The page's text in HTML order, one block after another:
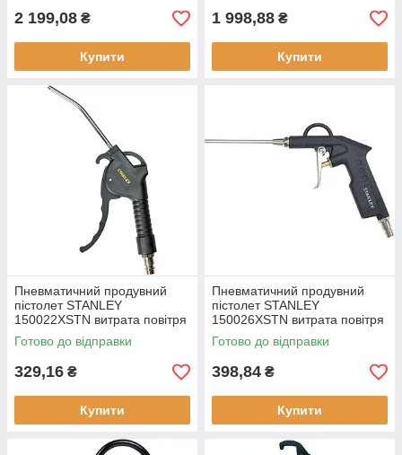
2 199,08 ₴
Купити
1 998,88 ₴
Купити
Пневматичний продувний
пістолет STANLEY
150022XSTN витрата повітря
150 л/хв максимальний тиск
8 Бар легкий 0.12 кг
Готово до відправки
329,16 ₴
Купити
Пневматичний продувний
пістолет STANLEY
150026XSTN витрата повітря
150 л/хв максимальний тиск
8 Бар конструкція для
Готово до відправки
398,84 ₴
Купити